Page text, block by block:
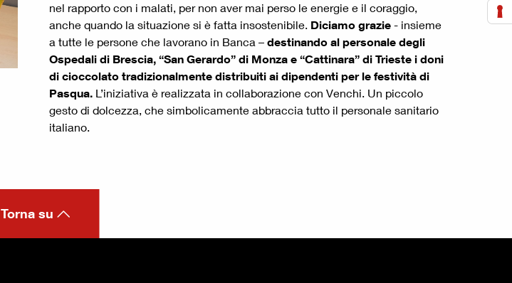
nel rapporto con i malati, per non aver mai perso le energie e il coraggio,
anche quando la situazione si è fatta insostenibile. Diciamo grazie - insieme
a tutte le persone che lavorano in Banca – destinando al personale degli
Ospedali di Brescia, “San Gerardo” di Monza e “Cattinara” di Trieste i doni
di cioccolato tradizionalmente distribuiti ai dipendenti per le festività di
Pasqua. L’iniziativa è realizzata in collaborazione con Venchi. Un piccolo
gesto di dolcezza, che simbolicamente abbraccia tutto il personale sanitario
italiano.
Torna su